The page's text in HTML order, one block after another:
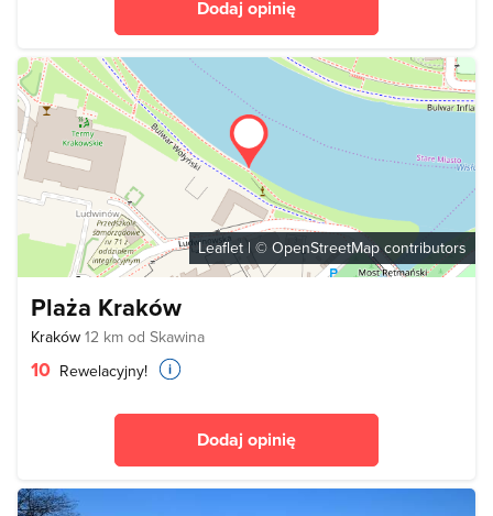
Dodaj opinię
Leaflet | © OpenStreetMap contributors
Plaża Kraków
Kraków 12 km od Skawina
10 Rewelacyjny!
Dodaj opinię